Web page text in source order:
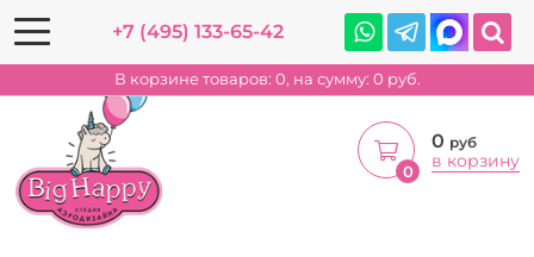
+7 (495) 133-65-42
В корзине товаров: 0, на сумму: 0 руб.
0
0 руб
в корзину